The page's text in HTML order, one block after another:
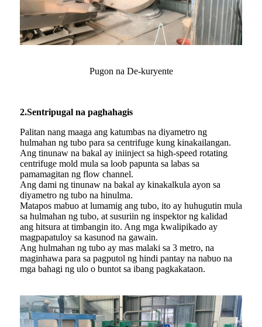
Pugon na De-kuryente
2.Sentripugal na paghahagis
Palitan nang maaga ang katumbas na diyametro ng
hulmahan ng tubo para sa centrifuge kung kinakailangan.
Ang tinunaw na bakal ay iniinject sa high-speed rotating
centrifuge mold mula sa loob papunta sa labas sa
pamamagitan ng flow channel.
Ang dami ng tinunaw na bakal ay kinakalkula ayon sa
diyametro ng tubo na hinulma.
Matapos mabuo at lumamig ang tubo, ito ay huhugutin mula
sa hulmahan ng tubo, at susuriin ng inspektor ng kalidad
ang hitsura at timbangin ito. Ang mga kwalipikado ay
magpapatuloy sa kasunod na gawain.
Ang hulmahan ng tubo ay mas malaki sa 3 metro, na
maginhawa para sa pagputol ng hindi pantay na nabuo na
mga bahagi ng ulo o buntot sa ibang pagkakataon.